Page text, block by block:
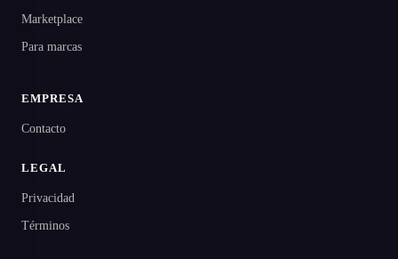
Marketplace
Para marcas
EMPRESA
Contacto
LEGAL
Privacidad
Términos